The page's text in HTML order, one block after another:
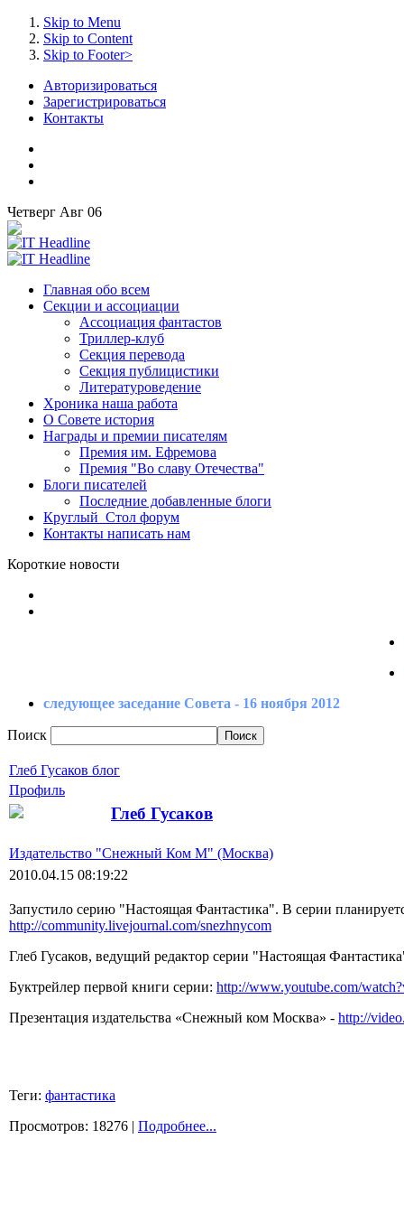
Skip to Menu
Skip to Content
Skip to Footer>
Авторизироваться
Зарегистрироваться
Контакты
Четверг Авг 06
Главная обо всем
Секции и ассоциации
Ассоциация фантастов
Триллер-клуб
Секция перевода
Секция публицистики
Литературоведение
Хроника наша работа
О Совете история
Награды и премии писателям
Премия им. Ефремова
Премия "Во славу Отечества"
Блоги писателей
Последние добавленные блоги
Круглый_Стол форум
Контакты написать нам
Короткие новости
следующее заседание Совета - 16 ноября 2012
Поиск
Глеб Гусаков блог
Профиль
Глеб Гусаков
Издательство "Снежный Ком М" (Москва)
2010.04.15 08:19:22
Запустило серию "Настоящая Фантастика". В серии
http://community.livejournal.com/snezhnycom
Глеб Гусаков, ведущий редактор серии "Настоящая
Буктрейлер первой книги серии: http://www.youtube.com/
Презентация издательства «Снежный ком Москва» - http://
Теги: фантастика
Просмотров: 18276 | Подробнее...